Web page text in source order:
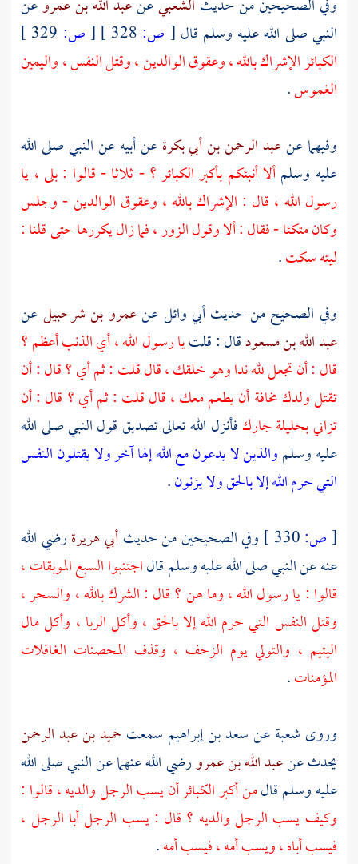
وفي الصحيحين من حديث الشعبيعنعبد الله بن عمروعن
النبي صلى الله عليه وسلم قال [ ص: [ص:
الكبائر الإشراك بالله ، وعقوق الوالدين ، وقتل النفس ، واليمين
الغموس.
وفيهما عنعبد الرحمن بن أبي بكرةعن أبيه عن النبي صلى الله
عليه وسلمألا أنبئكم بأكبر الكبائر ؟ - ثلاثا - قالوا : بلى ، يا
رسول الله ، قال : الإشراك بالله ، وعقوق الوالدين - وجلس
وكان متكئا - فقال : ألا وقول الزور ، فما زال يكررها حتى قلنا :
ليته سكت.
وفي الصحيح من حديثأبي وائلعنعمرو بن شرحبيلعن
عبد الله بن مسعودقال : قلتيا رسول الله ، أي الذنب أعظم ؟
قال : أن تجعل لله ندا وهو خلقك ، قال قلت : ثم أي ؟ قال : أن
تقتل ولدك مخافة أن يطعم معك ، قال قلت : ثم أي ؟ قال : أن
تزاني بحليلة جاركفأنزل الله تعالى تصديق قول النبي صلى الله
عليه وسلموالذين لا يدعون مع الله إلها آخر ولا يقتلون النفس
التي حرم الله إلا بالحق ولا يزنون.
[ص: وفي الصحيحين من حديثأبي هريرةرضي الله
عنه عن النبي صلى الله عليه وسلم قالاجتنبوا السبع الموبقات ،
قالوا : يا رسول الله ، وما هن ؟ قال : الشرك بالله ، والسحر ،
وقتل النفس التي حرم الله إلا بالحق ، وأكل الربا ، وأكل مال
اليتيم ، والتولي يوم الزحف ، وقذف المحصنات الغافلات
المؤمنات.
وروى شعبةعنسعد بن إبراهيم سمعت حميد بن عبد الرحمن
يحدث عنعبد الله بن عمرورضي الله عنهما عن النبي صلى الله
عليه وسلم قالمن أكبر الكبائر أن يسب الرجل والديه ، قالوا :
وكيف يسب الرجل والديه ؟ قال : يسب الرجل أبا الرجل ،
فيسب أباه ، ويسب أمه ، فيسب أمه.